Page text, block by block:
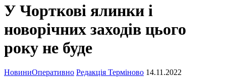
У Чорткові ялинки і
новорічних заходів цього
року не буде
НовиниОперативно Редакція Терміново 14.11.2022